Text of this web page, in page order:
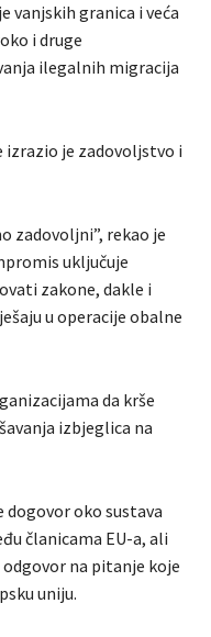
vanjskih granica i veća
i druge
ilegalnih migracija
izrazio je zadovoljstvo i
zadovoljni”, rekao je
uključuje
zakone, dakle i
u operacije obalne
da krše
izbjeglica na
oko sustava
članicama EU-a, ali
na pitanje koje
uniju.